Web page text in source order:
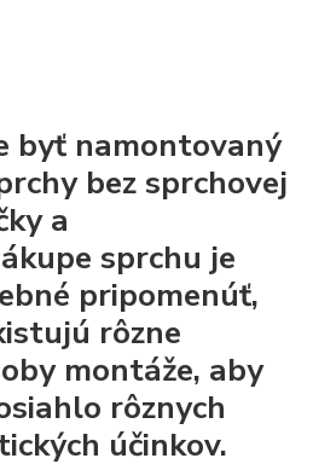
byť namontovaný
bez sprchovej
a
sprchu je
pripomenúť,
rôzne
montáže, aby
rôznych
účinkov.